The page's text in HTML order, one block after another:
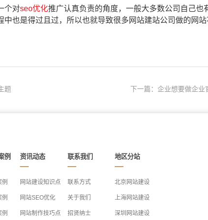
个对seo优化推广认真负责的角度，一般大多数公司自己也
也是得过且过，所以也就导致很多网站建站公司做的网站
题 下一篇：企业想要做企业
例 资讯动态
网站建设知识点
网站SEO优化
网站制作技巧点
联系我们
联系方式
关于我们
招贤纳士
地区分站
北京网站建设
上海网站建设
深圳网站建设